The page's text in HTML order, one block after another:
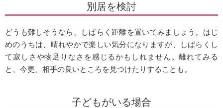
別居を検討
どうも難しそうなら、しばらく距離を置いてみましょう。はじ
めのうちは、晴れやかで楽しい気分になりますが、しばらくし
て寂しさや物足りなさを感じるかもしれません。離れてみる
と、今更、相手の良いところを見つけたりすることも。
子どもがいる場合